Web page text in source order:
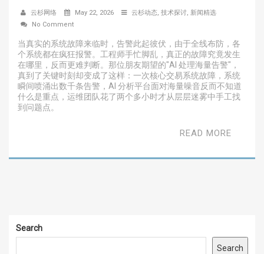
云杉网络 May 22, 2026 云杉动态, 技术探讨, 新闻精选
No Comment
当真实的系统故障来临时，告警此起彼伏，由于全线布防，各
个系统都在疯狂报警。工程师手忙脚乱，真正的故障究竟发生
在哪里，反而更难判断。那位朋友期望的"AI 处理海量告警"，
真到了关键时刻却变成了这样：一次核心交易系统故障，系统
瞬间喷涌出数千条告警，AI 分析平台面对海量噪音反而不知道
什么是重点，运维团队花了两个多小时才从层层迷雾中手工找
到问题点。
READ MORE
Search
Search